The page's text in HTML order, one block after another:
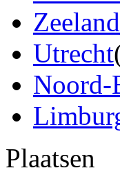
Zeeland
Utrecht
Noord-
Plaatsen